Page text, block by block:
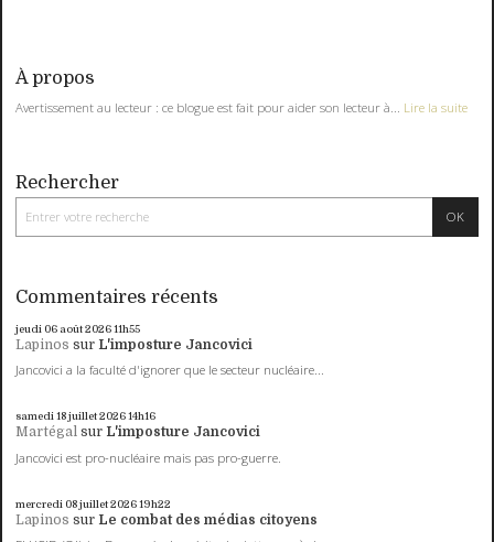
À propos
Avertissement au lecteur : ce blogue est fait pour aider son lecteur à... Lire la suite
Rechercher
Commentaires récents
jeudi 06 août 202611h55
Lapinos sur L'imposture Jancovici
Jancovici a la faculté d'ignorer que le secteur nucléaire...
samedi 18juillet 202614h16
Martégal sur L'imposture Jancovici
Jancovici est pro-nucléaire mais pas pro-guerre.
mercredi 08juillet 202619h22
Lapinos sur Le combat des médias citoyens